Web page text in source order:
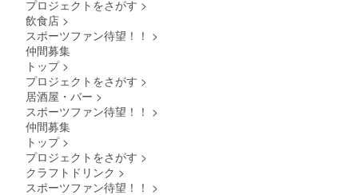
プロジェクトをさがす >
飲食店 >
スポーツファン待望！！ >
仲間募集
トップ >
プロジェクトをさがす >
居酒屋・バー >
スポーツファン待望！！ >
仲間募集
トップ >
プロジェクトをさがす >
クラフトドリンク >
スポーツファン待望！！ >